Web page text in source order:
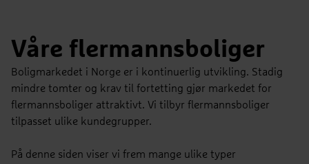
Våre flermannsboliger
Boligmarkedet i Norge er i kontinuerlig utvikling. Stadig
mindre tomter og krav til fortetting gjør markedet for
flermannsboliger attraktivt. Vi tilbyr flermannsboliger
tilpasset ulike kundegrupper.
På denne siden viser vi frem mange ulike typer